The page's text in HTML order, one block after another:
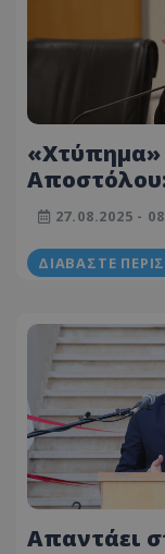
«Χτύπημα»
ξέπλυμα
ψέματα
27.08.2025 -
ΔΙΑΒΆΣΤΕ
Απαντάει